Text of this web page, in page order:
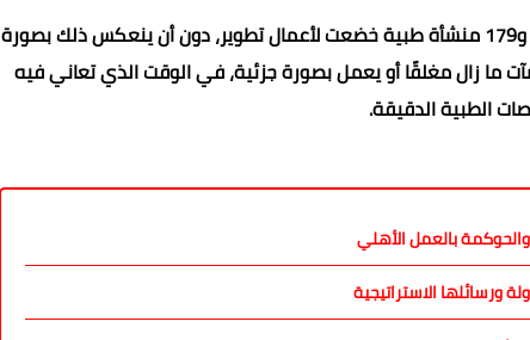
وأوضح النائب أن طلب الإحاطة يستند إلى وجود أكثر من 132 وحدة صحية و179 منشأة طبية خضعت لأعمال تطوير، دون أن ينعكس ذلك بصورة
زال مغلقًا أو يعمل بصورة جزئية، في الوقت الذي تعاني فيه
الطبية الدقيقة.
بالعمل الأهلي